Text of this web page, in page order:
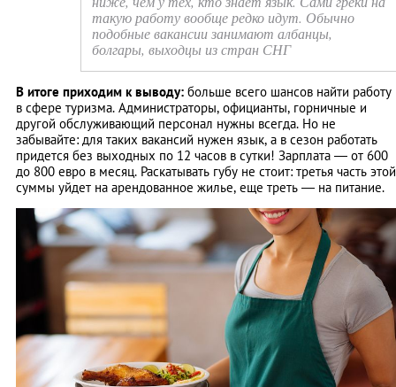
такую работу вообще редко идут. Обычно
подобные вакансии занимают албанцы,
болгары, выходцы из стран СНГ
В итоге приходим к выводу: больше всего шансов найти работу
в сфере туризма. Администраторы, официанты, горничные и
другой обслуживающий персонал нужны всегда. Но не
забывайте: для таких вакансий нужен язык, а в сезон работать
придется без выходных по 12 часов в сутки! Зарплата — от 600
до 800 евро в месяц. Раскатывать губу не стоит: третья часть этой
суммы уйдет на арендованное жилье, еще треть — на питание.